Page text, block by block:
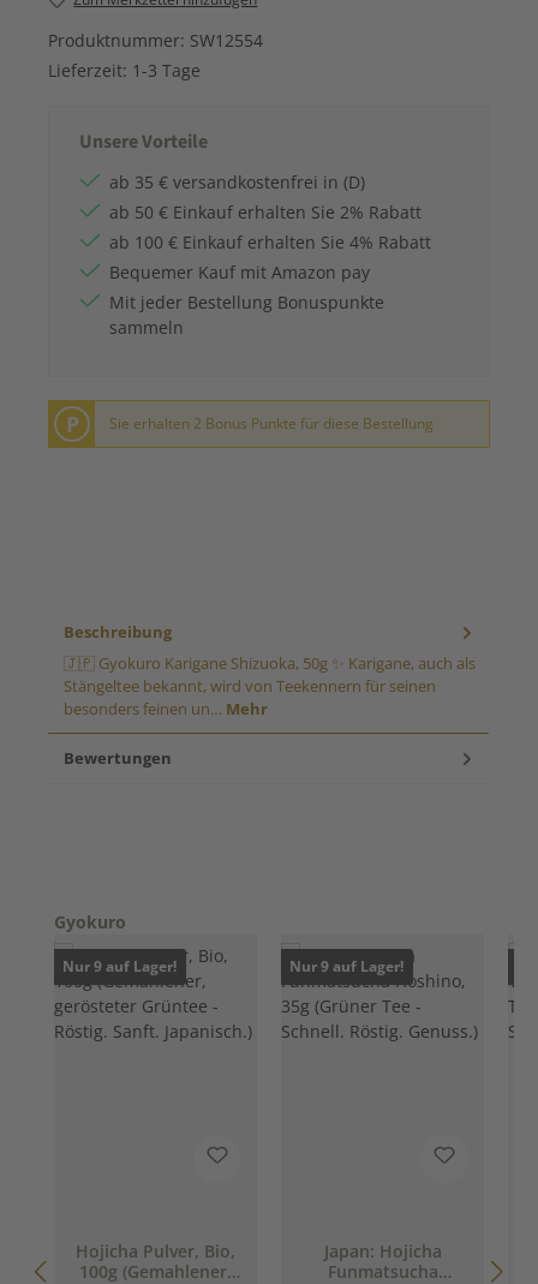
Produktnummer: SW12554
Lieferzeit: 1-3 Tage
Unsere Vorteile
ab 35 € versandkostenfrei in (D)
ab 50 € Einkauf erhalten Sie 2% Rabatt
ab 100 € Einkauf erhalten Sie 4% Rabatt
Bequemer Kauf mit Amazon pay
Mit jeder Bestellung Bonuspunkte
sammeln
P Sie erhalten 2 Bonus Punkte für diese Bestellung
Beschreibung
🇯🇵 Gyokuro Karigane Shizuoka, 50g ✨ Karigane, auch als
Stängeltee bekannt, wird von Teekennern für seinen
besonders feinen un… Mehr
Bewertungen
Produktgalerie überspringen
Gyokuro
Nur 9 auf Lager!
Hojicha Pulver, Bio,
100g (Gemahlener,
Nur 9 auf Lager!
Japan: Hojicha
Funmatsucha